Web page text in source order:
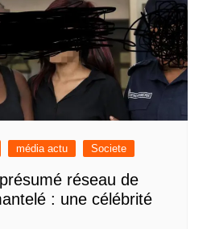
média actu Societe
réseau de
: une célébrité